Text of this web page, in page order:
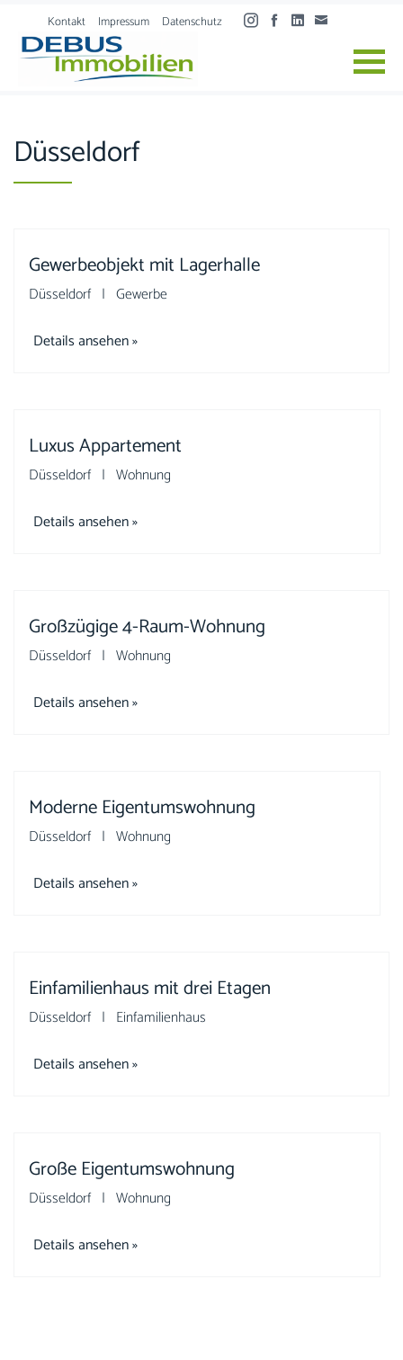
Skip to content
Kontakt Impressum Datenschutz
Düsseldorf
Gewerbeobjekt mit Lagerhalle
Düsseldorf | Gewerbe
Details ansehen »
Luxus Appartement
Düsseldorf | Wohnung
Details ansehen »
Großzügige 4-Raum-Wohnung
Düsseldorf | Wohnung
Details ansehen »
Moderne Eigentumswohnung
Düsseldorf | Wohnung
Details ansehen »
Einfamilienhaus mit drei Etagen
Düsseldorf | Einfamilienhaus
Details ansehen »
Große Eigentumswohnung
Düsseldorf | Wohnung
Details ansehen »